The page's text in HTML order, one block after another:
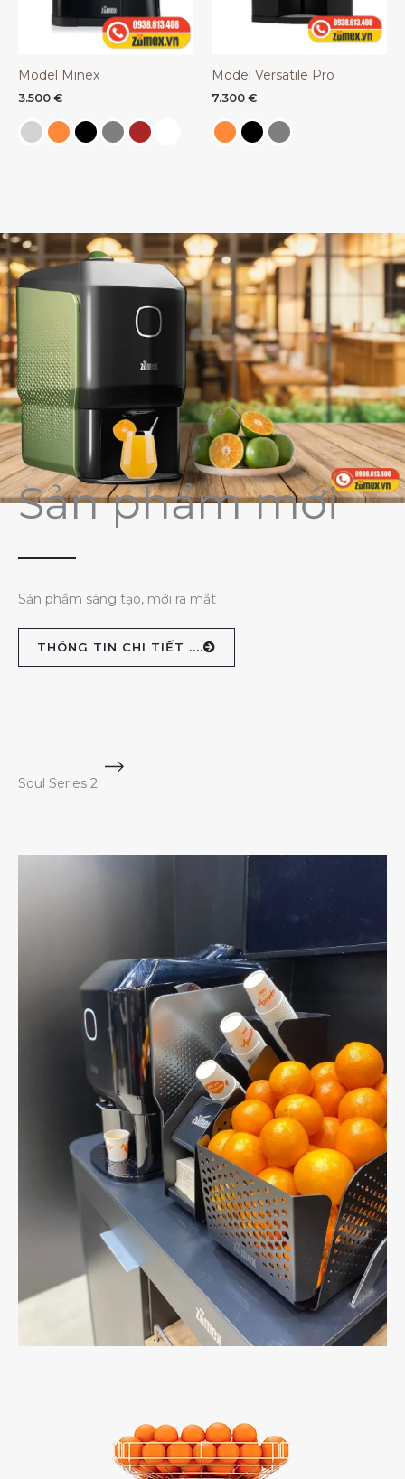
Model Minex
3.500 €
Model Versatile Pro
7.300 €
Sản phẩm mới
Sản phẩm sáng tạo, mới ra mắt
THÔNG TIN CHI TIẾT ....
Soul Series 2